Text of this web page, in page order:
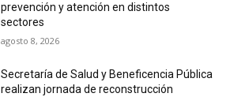
prevención y atención en distintos
sectores
agosto 8, 2026
Secretaría de Salud y Beneficencia Pública
realizan jornada de reconstrucción